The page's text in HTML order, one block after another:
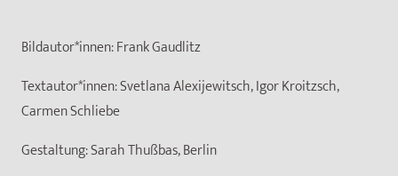
Bildautor*innen:Frank Gaudlitz
Textautor*innen:Svetlana Alexijewitsch, Igor Kroitzsch,
Carmen Schliebe
Gestaltung:Sarah Thußbas, Berlin